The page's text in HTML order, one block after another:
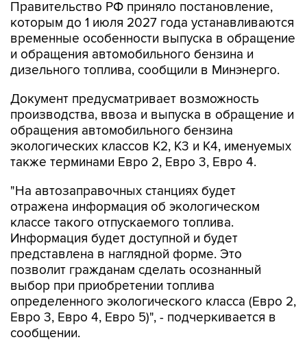
Правительство РФ приняло постановление,
которым до 1 июля 2027 года устанавливаются
временные особенности выпуска в обращение
и обращения автомобильного бензина и
дизельного топлива, сообщили в Минэнерго.
Документ предусматривает возможность
производства, ввоза и выпуска в обращение и
обращения автомобильного бензина
экологических классов К2, К3 и К4, именуемых
также терминами Евро 2, Евро 3, Евро 4.
"На автозаправочных станциях будет
отражена информация об экологическом
классе такого отпускаемого топлива.
Информация будет доступной и будет
представлена в наглядной форме. Это
позволит гражданам сделать осознанный
выбор при приобретении топлива
определенного экологического класса (Евро 2,
Евро 3, Евро 4, Евро 5)", - подчеркивается в
сообщении.